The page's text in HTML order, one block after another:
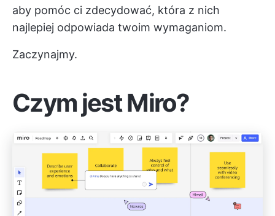
aby pomóc ci zdecydować, która z nich
najlepiej odpowiada twoim wymaganiom.
Zaczynajmy.
Czym jest Miro?